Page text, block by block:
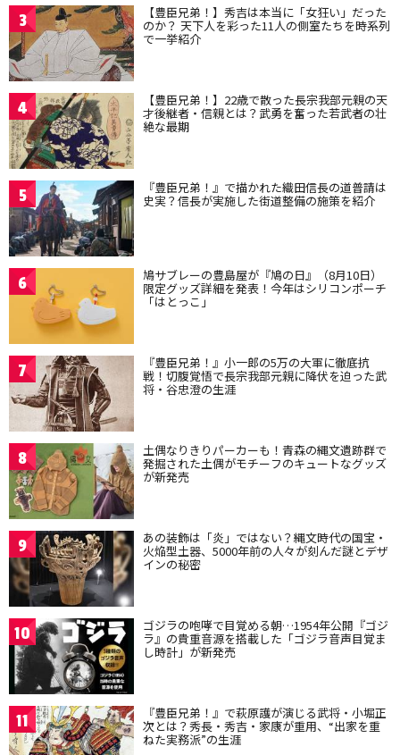
3 【豊臣兄弟！】秀吉は本当に「女狂い」だった
のか？ 天下人を彩った11人の側室たちを時系列
で一挙紹介
4 【豊臣兄弟！】22歳で散った長宗我部元親の天
才後継者・信親とは？武勇を奮った若武者の壮
絶な最期
5 『豊臣兄弟！』で描かれた織田信長の道普請は
史実？信長が実施した街道整備の施策を紹介
6 鳩サブレーの豊島屋が『鳩の日』（8月10日）
限定グッズ詳細を発表！今年はシリコンポーチ
「はとっこ」
7 『豊臣兄弟！』小一郎の5万の大軍に徹底抗
戦！切腹覚悟で長宗我部元親に降伏を迫った武
将・谷忠澄の生涯
8 土偶なりきりパーカーも！青森の縄文遺跡群で
発掘された土偶がモチーフのキュートなグッズ
が新発売
9 あの装飾は「炎」ではない？縄文時代の国宝・
火焔型土器、5000年前の人々が刻んだ謎とデザ
インの秘密
10 ゴジラの咆哮で目覚める朝…1954年公開『ゴジ
ラ』の貴重音源を搭載した「ゴジラ音声目覚ま
し時計」が新発売
11 『豊臣兄弟！』で萩原護が演じる武将・小堀正
次とは？秀長・秀吉・家康が重用、“出家を重
ねた実務派”の生涯